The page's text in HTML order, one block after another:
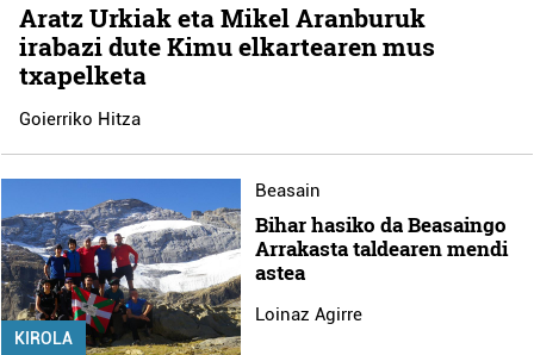
Aratz Urkiak eta Mikel Aranburuk
irabazi dute Kimu elkartearen mus
txapelketa
Goierriko Hitza
KIROLA
Beasain
Bihar hasiko da Beasaingo
Arrakasta taldearen mendi
astea
Loinaz Agirre